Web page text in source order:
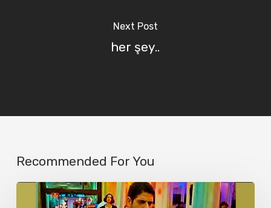
Next Post
her şey..
Recommended For You
Derin